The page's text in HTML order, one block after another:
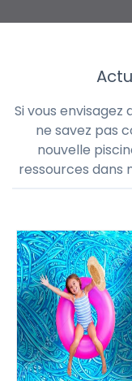
Si vous envisagez
ne savez pas
nouvelle
ressources dans